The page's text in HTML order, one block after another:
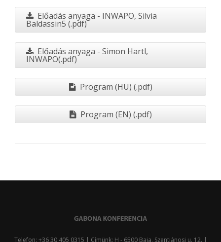
Előadás anyaga - INWAPO, Silvia
Baldassin5 (.pdf)
Előadás anyaga - Simon Hartl,
INWAPO(.pdf)
Program (HU) (.pdf)
Program (EN) (.pdf)
Telefon: +36 30 405 0315 | Címünk: H - 6500 Baja, Szentjánosi u. 12. |